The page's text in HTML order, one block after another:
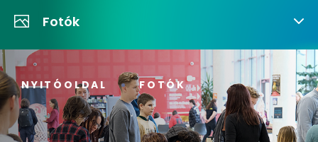
Fotók
NYITÓOLDAL FOTÓK